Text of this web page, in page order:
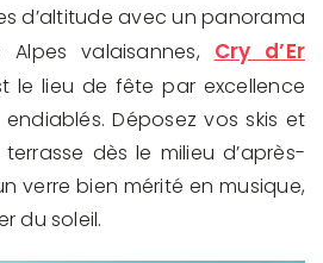
d’altitude avec un panorama
Alpes valaisannes, Cry d’Er
le lieu de fête par excellence
Déposez vos skis et
dès le milieu d’après-
verre bien mérité en musique,
du soleil.